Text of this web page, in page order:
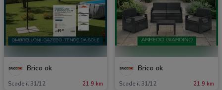
Brico ok
Scade il 31/12 21.9 km
Brico ok
Scade il 31/12 21.9 km